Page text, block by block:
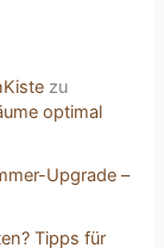
zu
optimal
Upgrade –
Tipps für